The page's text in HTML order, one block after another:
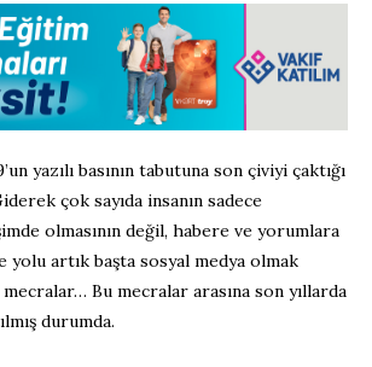
yazılı basının tabutuna son çiviyi çaktığı
çok sayıda insanın sadece
olmasının değil, habere ve yorumlara
yolu artık başta sosyal medya olmak
Bu mecralar arasına son yıllarda
durumda.